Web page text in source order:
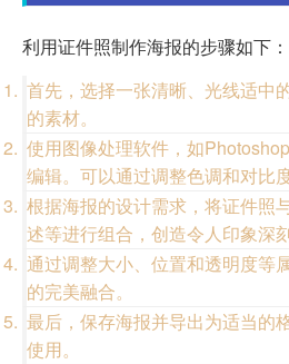
利用证件照制作海报的步骤如下：
首先，选择一张清晰、光线适中
的素材。
使用图像处理软件，如
编辑。可以通过调整色调和对比
根据海报的设计需求，将证件照
述等进行组合，创造令人印象深
通过调整大小、位置和透明度等
的完美融合。
最后，保存海报并导出为适当的
使用。